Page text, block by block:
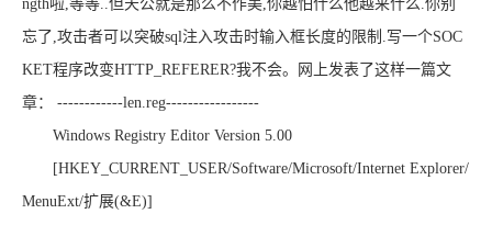
ngth啦,等等..但天公就是那么不作美,你越怕什么他越来什么.你别
忘了,攻击者可以突破sql注入攻击时输入框长度的限制.写一个SOC
KET程序改变HTTP_REFERER?我不会。网上发表了这样一篇文
章： ------------len.reg-----------------
Windows Registry Editor Version 5.00
[HKEY_CURRENT_USER/Software/Microsoft/Internet Explorer/
MenuExt/扩展(&E)]